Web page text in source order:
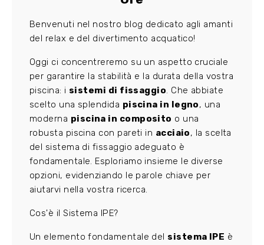
Benvenuti nel nostro blog dedicato agli amanti
del relax e del divertimento acquatico!
Oggi ci concentreremo su un aspetto cruciale
per garantire la stabilità e la durata della vostra
piscina: i sistemi di fissaggio. Che abbiate
scelto una splendida piscina in legno, una
moderna piscina in composito o una
robusta piscina con pareti in acciaio, la scelta
del sistema di fissaggio adeguato è
fondamentale. Esploriamo insieme le diverse
opzioni, evidenziando le parole chiave per
aiutarvi nella vostra ricerca.
Cos'è il Sistema IPE?
Un elemento fondamentale del sistema IPE è